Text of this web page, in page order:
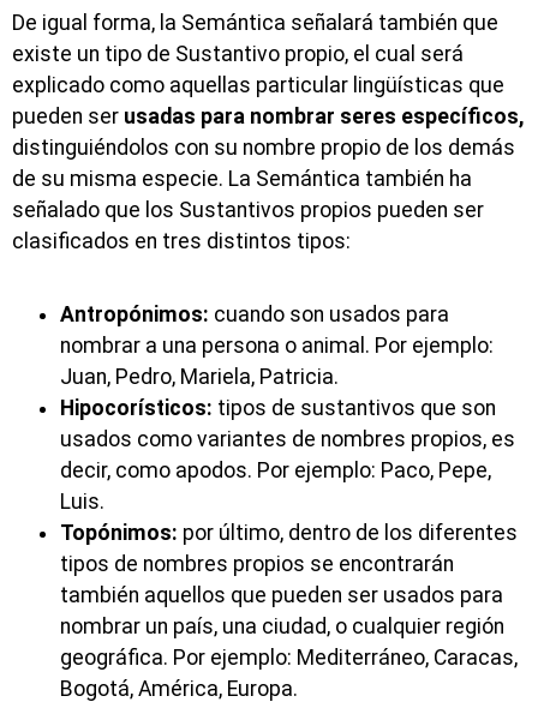
De igual forma, la Semántica señalará también que
existe un tipo de Sustantivo propio, el cual será
explicado como aquellas particular lingüísticas que
pueden ser usadas para nombrar seres específicos,
distinguiéndolos con su nombre propio de los demás
de su misma especie. La Semántica también ha
señalado que los Sustantivos propios pueden ser
clasificados en tres distintos tipos:
Antropónimos: cuando son usados para
nombrar a una persona o animal. Por ejemplo:
Juan, Pedro, Mariela, Patricia.
Hipocorísticos: tipos de sustantivos que son
usados como variantes de nombres propios, es
decir, como apodos. Por ejemplo: Paco, Pepe,
Luis.
Topónimos: por último, dentro de los diferentes
tipos de nombres propios se encontrarán
también aquellos que pueden ser usados para
nombrar un país, una ciudad, o cualquier región
geográfica. Por ejemplo: Mediterráneo, Caracas,
Bogotá, América, Europa.